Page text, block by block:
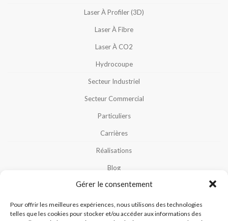
Gérer le consentement
Pour offrir les meilleures expériences, nous utilisons des technologies
telles que les cookies pour stocker et/ou accéder aux informations des
Laser À Profiler (3D)
Laser À Fibre
Laser À CO2
Hydrocoupe
Secteur Industriel
Secteur Commercial
Particuliers
Carrières
Réalisations
Blog
Notre Équipe
Nous Contacter